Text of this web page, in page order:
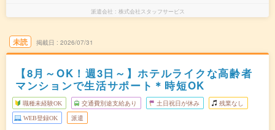
派遣会社 株式会社スタッフサービス
未読 掲載日 2026/07/31
【8月～OK！週3日～】ホテルライクな高齢者
マンションで生活サポート＊時短OK
職種未経験OK 交通費別途支給あり 土日祝日が休み 残業なし
WEB登録OK 派遣